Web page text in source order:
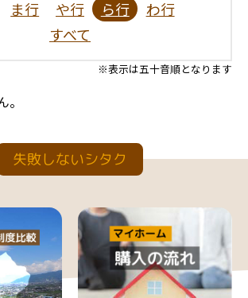
ま行 や行 ら行
わ行
すべて
※表示は五十音順となります
失敗しないシタク